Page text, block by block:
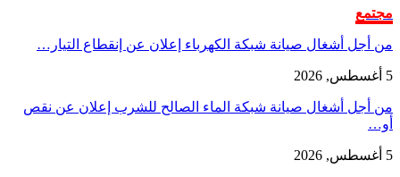
مجتمع
من أجل أشغال صيانة شبكة الكهرباء إعلان عن إنقطاع التيار…
5 أغسطس, 2026
من أجل أشغال صيانة شبكة الماء الصالح للشرب إعلان عن نقص
أو…
5 أغسطس, 2026